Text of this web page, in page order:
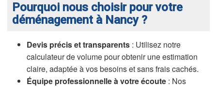
Pourquoi nous choisir pour votre
déménagement à Nancy ?
Devis précis et transparents : Utilisez notre
calculateur de volume pour obtenir une estimation
claire, adaptée à vos besoins et sans frais cachés.
Équipe professionnelle à votre écoute : Nos